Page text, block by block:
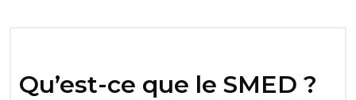
Qu’est-ce que le SMED ?